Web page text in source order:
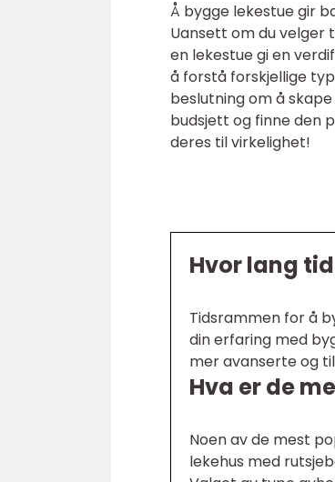
Å bygge lekestue gir
Uansett om du velger
en lekestue gi en
å forstå forskjellige
beslutning om å
budsjett og finne den
deres til virkelighet!
Hvor lang
Tidsrammen for å
din erfaring med
mer avanserte og
Hva er de
Noen av de mest
lekehus med